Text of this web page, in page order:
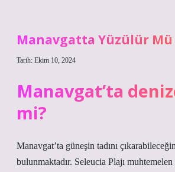
Manavgatta Yüzülür Mü
Tarih: Ekim 10, 2024
Manavgat’ta
mi?
Manavgat’ta güneşin tadını
bulunmaktadır. Seleucia Plajı